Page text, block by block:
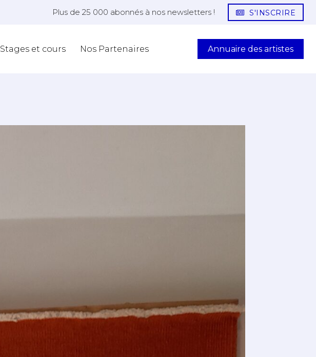
Plus de 25 000 abonnés à nos newsletters ! S'INSCRIRE
Stages et cours Nos Partenaires Annuaire des artistes